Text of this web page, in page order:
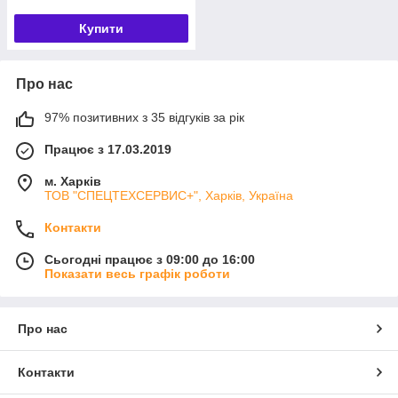
Купити
Про нас
97% позитивних з 35 відгуків за рік
Працює з 17.03.2019
м. Харків
ТОВ "СПЕЦТЕХСЕРВИС+", Харків, Україна
Контакти
Сьогодні працює з 09:00 до 16:00
Показати весь графік роботи
Про нас
Контакти